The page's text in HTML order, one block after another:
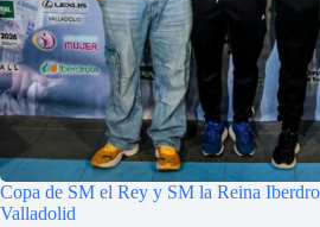
Copa de SM el Rey y SM la Reina
Valladolid